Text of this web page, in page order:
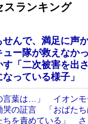
スランキング
せんで、満足に声
ュー隊が救えなか
「二次被害を出
っている様子」
言葉は…」 イオンモ
哭の証言 「おばたち
ちを責めている」 さ